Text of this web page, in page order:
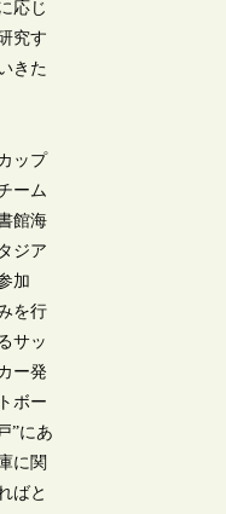
応じ
究す
きた
ップ
ーム
館海
ジア
加
を行
サッ
ー発
ボー
”にあ
に関
ばと